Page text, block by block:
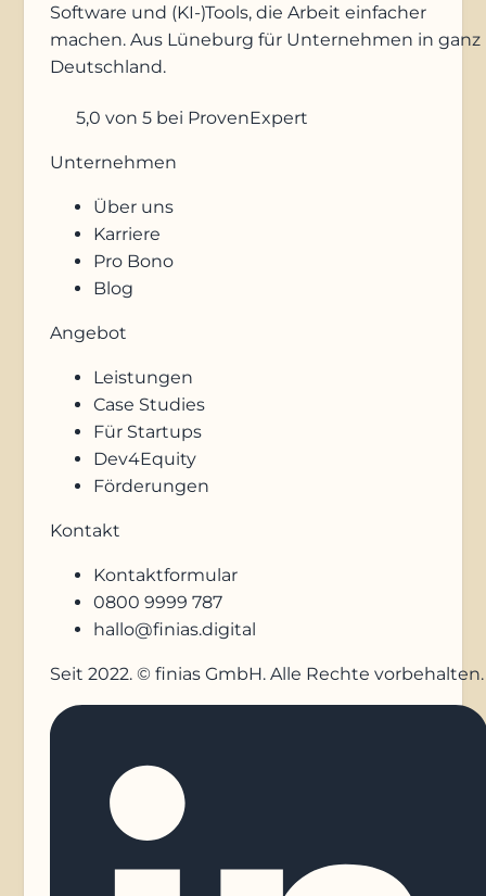
Software und (KI-)Tools, die Arbeit einfacher
machen. Aus Lüneburg für Unternehmen in ganz
Deutschland.
5,0 von 5 bei ProvenExpert
Unternehmen
Über uns
Karriere
Pro Bono
Blog
Angebot
Leistungen
Case Studies
Für Startups
Dev4Equity
Förderungen
Kontakt
Kontaktformular
0800 9999 787
hallo@finias.digital
Seit 2022. © finias GmbH. Alle Rechte vorbehalten.